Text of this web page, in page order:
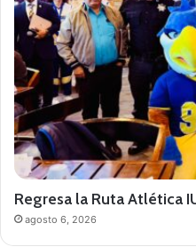
Regresa la Ruta Atlética
agosto 6, 2026